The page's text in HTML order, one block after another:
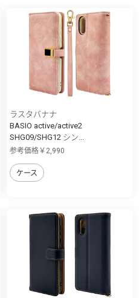
ラスタバナナ
BASIO active/active2
SHG09/SHG12 シン...
参考価格￥2,990
ケース